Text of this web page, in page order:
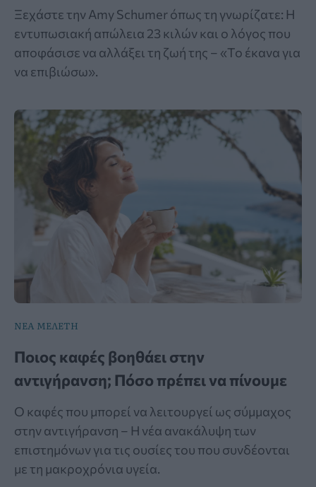
Ξεχάστε την Amy Schumer όπως τη γνωρίζατε: Η
εντυπωσιακή απώλεια 23 κιλών και ο λόγος που
αποφάσισε να αλλάξει τη ζωή της – «Το έκανα για
να επιβιώσω».
ΝΕΑ ΜΕΛΕΤΗ
Ποιος καφές βοηθάει στην
αντιγήρανση; Πόσο πρέπει να πίνουμε
Ο καφές που μπορεί να λειτουργεί ως σύμμαχος
στην αντιγήρανση – Η νέα ανακάλυψη των
επιστημόνων για τις ουσίες του που συνδέονται
με τη μακροχρόνια υγεία.